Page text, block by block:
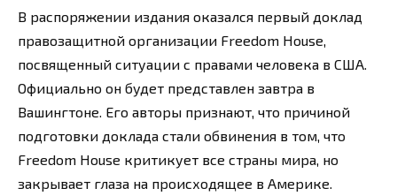
В распоряжении издания оказался первый доклад
правозащитной организации Freedom House,
посвященный ситуации с правами человека в США.
Официально он будет представлен завтра в
Вашингтоне. Его авторы признают, что причиной
подготовки доклада стали обвинения в том, что
Freedom House критикует все страны мира, но
закрывает глаза на происходящее в Америке.